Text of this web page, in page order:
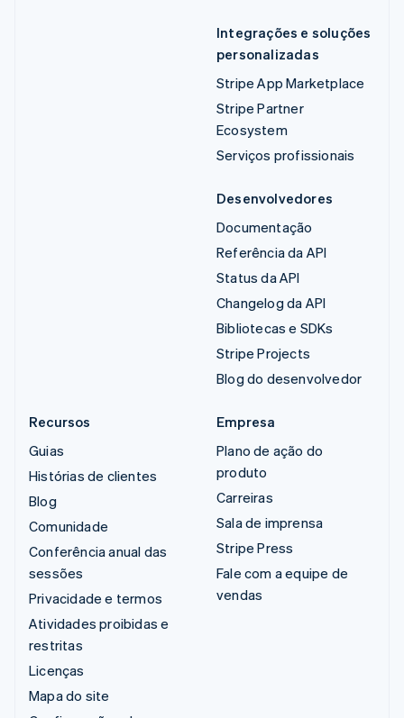
Integrações e soluções
personalizadas
Stripe App Marketplace
Stripe Partner
Ecosystem
Serviços profissionais
Desenvolvedores
Documentação
Referência da API
Status da API
Changelog da API
Bibliotecas e SDKs
Stripe Projects
Blog do desenvolvedor
Recursos
Guias
Histórias de clientes
Blog
Comunidade
Conferência anual das
sessões
Privacidade e termos
Atividades proibidas e
restritas
Licenças
Mapa do site
Empresa
Plano de ação do
produto
Carreiras
Sala de imprensa
Stripe Press
Fale com a equipe de
vendas